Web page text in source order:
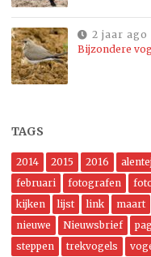
2 jaar ago
Bijzondere
TAGS
2014 2015 2016
februari
fotografen
kijken
lijst link maart
nieuwe
Nieuwsbrief
steppen
trekvogels